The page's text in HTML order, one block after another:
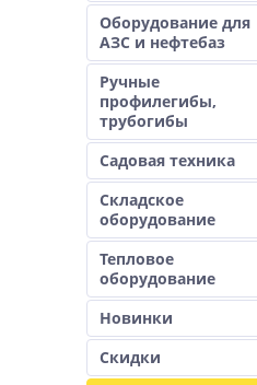
Оборудование для
АЗС и нефтебаз
Ручные
профилегибы,
трубогибы
Садовая техника
Складское
оборудование
Тепловое
оборудование
Новинки
Скидки